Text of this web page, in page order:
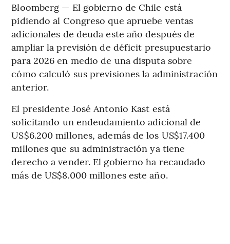
Bloomberg — El gobierno de Chile está
pidiendo al Congreso que apruebe ventas
adicionales de deuda este año después de
ampliar la previsión de déficit presupuestario
para 2026 en medio de una disputa sobre
cómo calculó sus previsiones la administración
anterior.
El presidente José Antonio Kast está
solicitando un endeudamiento adicional de
US$6.200 millones, además de los US$17.400
millones que su administración ya tiene
derecho a vender. El gobierno ha recaudado
más de US$8.000 millones este año.